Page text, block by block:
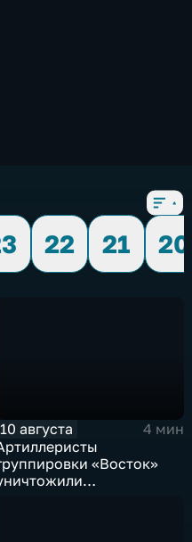
22 21
20
10 августа
4 мин
«Восток»